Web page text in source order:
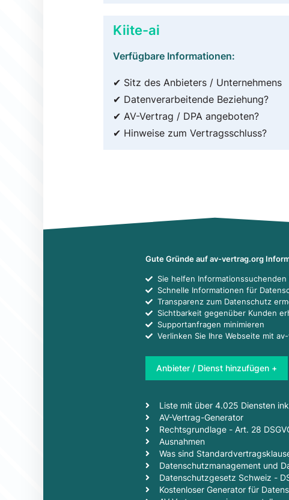
Kiite-ai
Verfügbare Informationen:
✔ Sitz des Anbieters / Unternehmens
✔ Datenverarbeitende Beziehung?
✔ AV-Vertrag / DPA angeboten?
✔ Hinweise zum Vertragsschluss?
Gute Gründe auf av-vertrag.org
Sie helfen
Schnelle Informationen für
Transparenz zum Datenschutz
Sichtbarkeit gegenüber Kunden
Supportanfragen minimieren
Verlinken Sie Ihre Webseite mit
Anbieter / Dienst hinzufügen +
Liste mit über 4.025 Diensten
AV-Vertrag-Generator
Rechtsgrundlage - Art. 28
Ausnahmen
Was sind
Datenschutzmanagement und
Datenschutzgesetz Schweiz -
Kostenloser Generator für